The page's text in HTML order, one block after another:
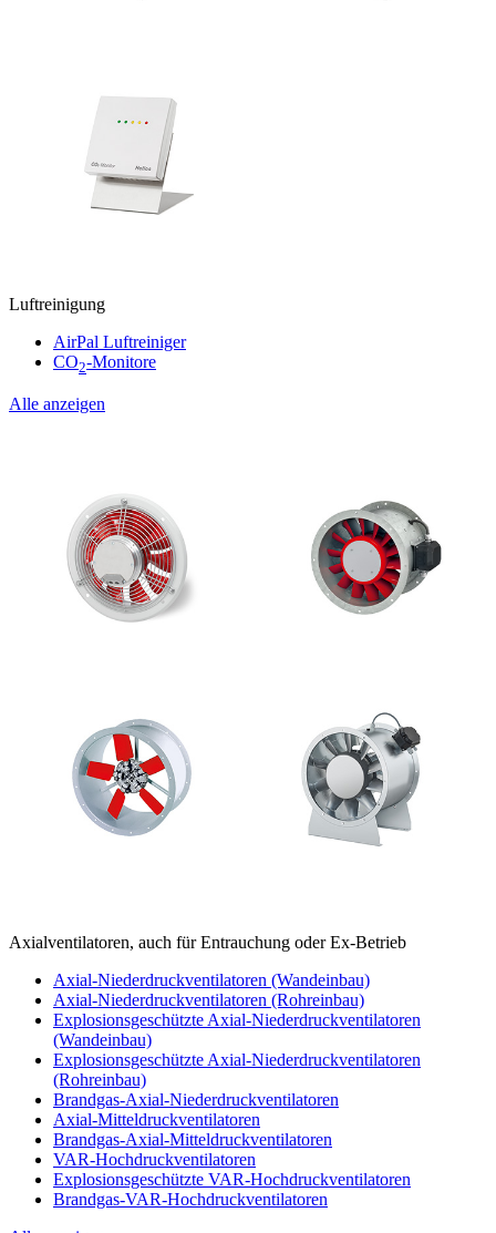
Luftreinigung
AirPal Luftreiniger
CO2-Monitore
Alle anzeigen
Axialventilatoren, auch für Entrauchung oder Ex-Betrieb
Axial-Niederdruckventilatoren (Wandeinbau)
Axial-Niederdruckventilatoren (Rohreinbau)
Explosionsgeschützte Axial-Niederdruckventilatoren
(Wandeinbau)
Explosionsgeschützte Axial-Niederdruckventilatoren
(Rohreinbau)
Brandgas-Axial-Niederdruckventilatoren
Axial-Mitteldruckventilatoren
Brandgas-Axial-Mitteldruckventilatoren
VAR-Hochdruckventilatoren
Explosionsgeschützte VAR-Hochdruckventilatoren
Brandgas-VAR-Hochdruckventilatoren